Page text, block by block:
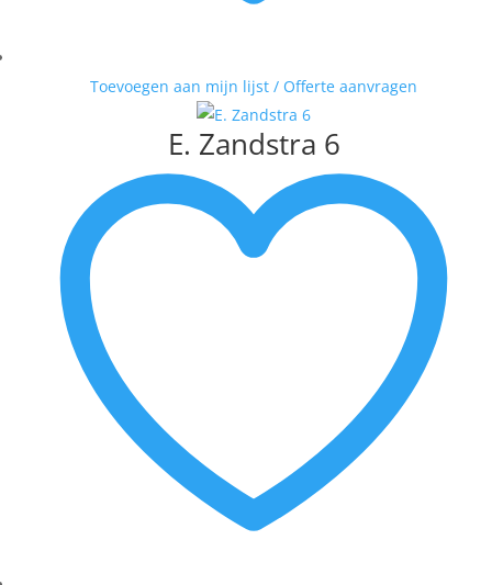
Toevoegen aan mijn lijst / Offerte aanvragen
E. Zandstra 6